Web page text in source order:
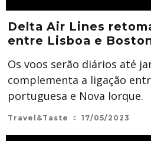
Delta Air Lines
entre Lisboa e
Os voos serão diários até
complementa a ligação
portuguesa e Nova Iorque.
Travel&Taste 17/05/2023